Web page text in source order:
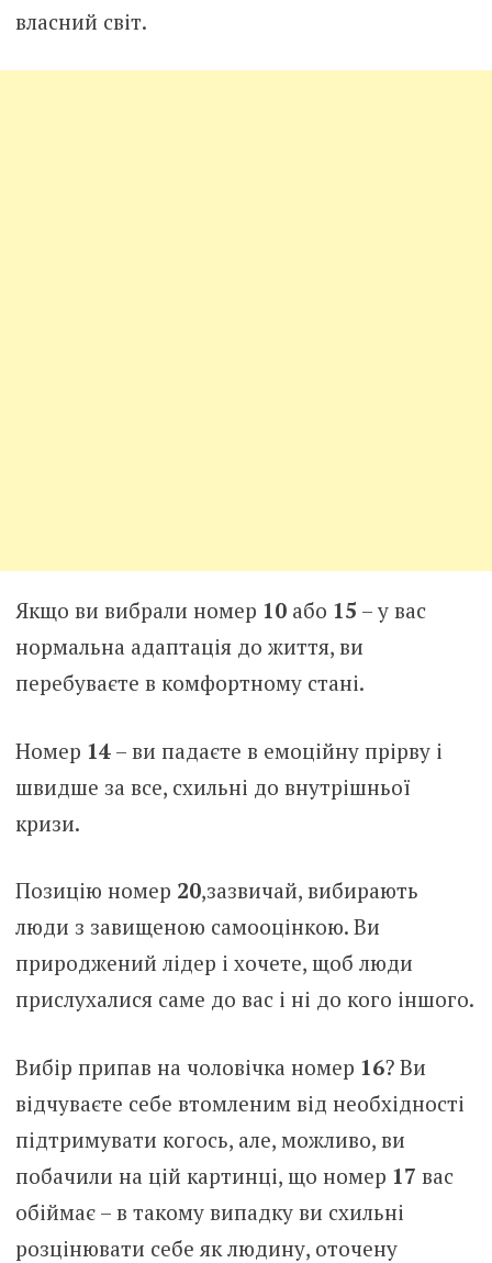
власний світ.
Якщо ви вибрали номер 10або 15 – у вас
нормальна адаптація до життя, ви
перебуваєте в комфортному стані.
Номер 14– ви падаєте в емоційну прірву і
швидше за все, схильні до внутрішньої
кризи.
Позицію номер 20,зазвичай, вибирають
люди з завищеною самооцінкою. Ви
природжений лідер і хочете, щоб люди
прислухалися саме до вас і ні до кого іншого.
Вибір припав на чоловічка номер 16? Ви
відчуваєте себе втомленим від необхідності
підтримувати когось, але, можливо, ви
побачили на цій картинці, що номер 17 вас
обіймає – в такому випадку ви схильні
розцінювати себе як людину, оточену